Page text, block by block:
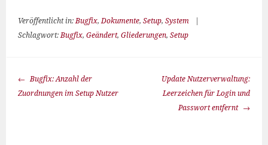
Veröffentlicht in:Bugfix,Dokumente,Setup,System
Schlagwort:Bugfix,Geändert,Gliederungen,Setup
Bugfix: Anzahl der
Zuordnungen im Setup Nutzer
Update Nutzerverwaltung:
Leerzeichen für Login und
Passwort entfernt